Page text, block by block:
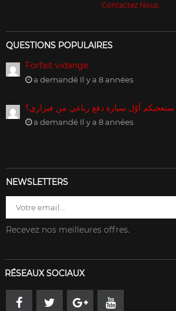
Contactez Nous
QUESTIONS POPULAIRES
Forfait vidange
a demandé Il y a 8 années
ستعجبكم أوّل سيارة دفع رباعي من فيراري؟
a demandé Il y a 8 années
NEWSLETTERS
Recevez nos meilleures offres.
RÉSEAUX SOCIAUX